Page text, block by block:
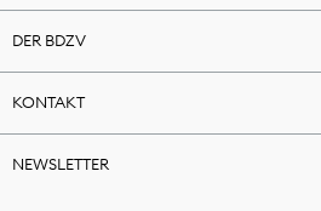
DER BDZV
KONTAKT
NEWSLETTER